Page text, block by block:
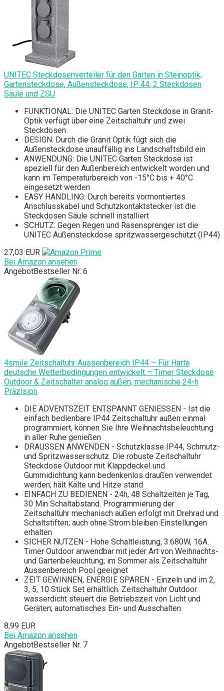
UNITEC Steckdosenverteiler für den Garten in Steinoptik,
Gartensteckdose, Außensteckdose, IP 44, 2 Steckdosen
Säule und ZSU
FUNKTIONAL: Die UNITEC Garten Steckdose in Granit-
Optik verfügt über eine Zeitschaltuhr und zwei
Steckdosen
DESIGN: Durch die Granit Optik fügt sich die
Außensteckdose unauffällig ins Landschaftsbild ein
ANWENDUNG: Die UNITEC Garten Steckdose ist
speziell für den Außenbereich entwickelt worden und
kann im Temperaturbereich von -15°C bis + 40°C
eingesetzt werden
EASY HANDLING: Durch bereits vormontiertes
Anschlusskabel und Schutzkontaktstecker ist die
Steckdosen Säule schnell installiert
SCHUTZ: Gegen Regen und Rasensprenger ist die
UNITEC Außensteckdose spritzwassergeschützt (IP44)
27,03 EUR
Bei Amazon ansehen
AngebotBestseller Nr. 6
4smile Zeitschaltuhr Aussenbereich IP44 – Für Harte
deutsche Wetterbedingungen entwickelt – Timer Steckdose
Outdoor & Zeitschalter analog außen, mechanische 24-h
Präzision
DIE ADVENTSZEIT ENTSPANNT GENIESSEN - Ist die
einfach bedienbare IP44 Zeitschaltuhr außen einmal
programmiert, können Sie Ihre Weihnachtsbeleuchtung
in aller Ruhe genießen
DRAUSSEN ANWENDEN - Schutzklasse IP44, Schmutz-
und Spritzwasserschutz. Die robuste Zeitschaltuhr
Steckdose Outdoor mit Klappdeckel und
Gummidichtung kann bedenkenlos draußen verwendet
werden, hält Kälte und Hitze stand
EINFACH ZU BEDIENEN - 24h, 48 Schaltzeiten je Tag,
30 Min Schaltabstand. Programmierung der
Zeitschaltuhr mechanisch außen erfolgt mit Drehrad und
Schaltstiften; auch ohne Strom bleiben Einstellungen
erhalten
SICHER NUTZEN - Hohe Schaltleistung, 3.680W, 16A.
Timer Outdoor anwendbar mit jeder Art von Weihnachts-
und Gartenbeleuchtung; im Sommer als Zeitschaltuhr
Aussenbereich Pool geeignet
ZEIT GEWINNEN, ENERGIE SPAREN - Einzeln und im 2,
3, 5, 10 Stück Set erhältlich. Zeitschaltuhr Outdoor
wasserdicht steuert die Betriebszeit von Licht und
Geräten; automatisches Ein- und Ausschalten
8,99 EUR
Bei Amazon ansehen
AngebotBestseller Nr. 7